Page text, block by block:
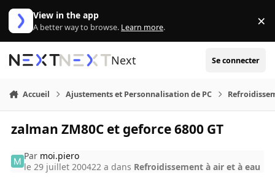
Aller au contenu
View in the app
A better way to browse. Learn more. ×
Next Se connecter
Accueil Ajustements et Personnalisation de PC
zalman ZM80C et geforce 6800 GT
Par moi.piero
le 29 juillet 200422 a dans Refroidissement à air et à eau